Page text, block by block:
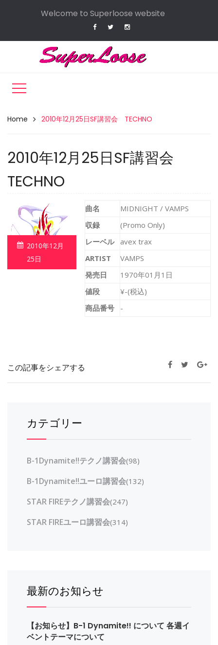
Welcome to Superloose website
Home 2010年12月25日SF講習会 TECHNO
2010年12月25日SF講習会
TECHNO
2010年12月
25日
曲名
MIDNIGHT / VAMPS
収録
(Promo Only)
レーベル avex trax
ARTIST
VAMPS
発売日
1970年01月1日
値段
¥-(税込)
商品番号
-
この記事をシェアする
カテゴリー
B-1Dynamite!!テクノ講習会(98)
B-1Dynamite!!ユーロ講習会(132)
STAR FIREテクノ講習会(247)
STAR FIREユーロ講習会(314)
最新のお知らせ
【お知らせ】B-1 Dynamite!! について 各週イ
ベントテーマについて